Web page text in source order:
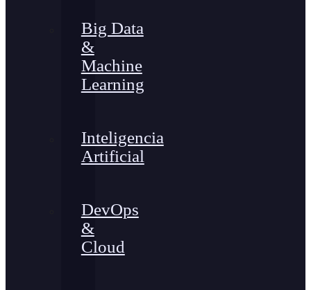
Big Data
&
Machine
Learning
Inteligencia
Artificial
DevOps
&
Cloud